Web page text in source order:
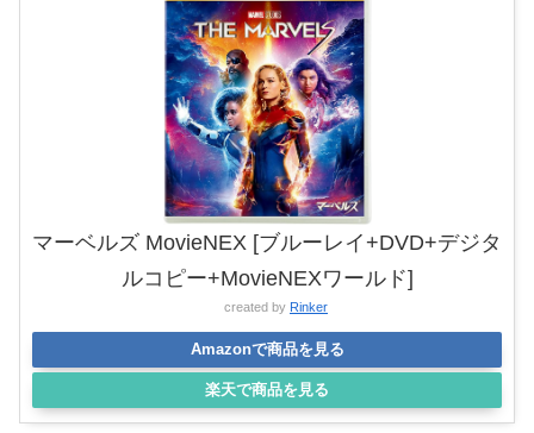
マーベルズ MovieNEX [ブルーレイ+DVD+デジタ
ルコピー+MovieNEXワールド]
created by Rinker
Amazonで商品を見る
楽天で商品を見る